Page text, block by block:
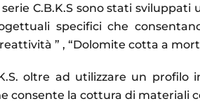
C.B.K.S sono stati
specifici che
” , “Dolomite cotta a
oltre ad utilizzare un
consente la cottura di materiali